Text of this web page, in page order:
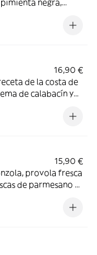
negra,
16,90 €
de la costa de
de calabacín y
salteado, crema de
15,90 €
provola fresca
de parmesano y